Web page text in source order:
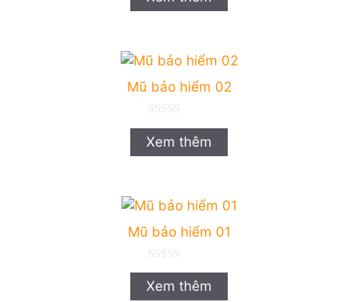
g
o
Mũ bảo hiểm 02
0
n
g
o
Xem thêm
Mũ bảo hiểm 01
0
n
g
Xem thêm